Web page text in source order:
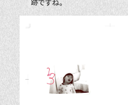
跡ですね。